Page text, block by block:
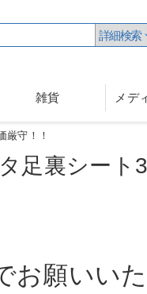
詳細検索
雑貨 メデ
守！！
足裏シート
お願いいた